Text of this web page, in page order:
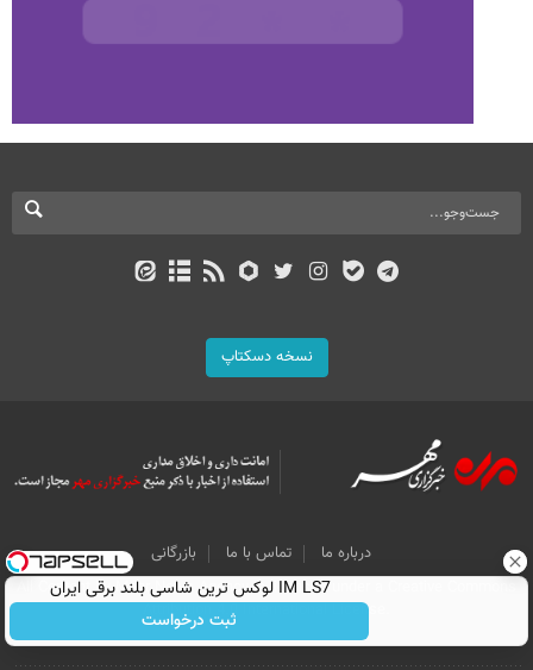
نسخه دسکتاپ
درباره ما تماس با ما
بازرگانی
All Content by Mehr News Agency is licensed under a Creative Commons
Attribution 4.0 International License.
IM LS7 لوکس ترین شاسی بلند برقی ایران
ثبت درخواست